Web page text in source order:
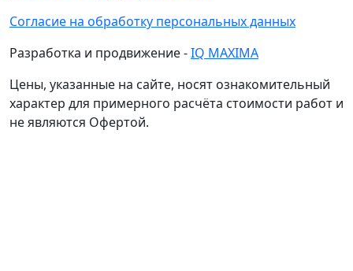
Согласие на обработку персональных данных
Разработка и продвижение -IQ MAXIMA
Цены, указанные на сайте, носят ознакомительный
характер для примерного расчёта стоимости работ и
не являются Офертой.